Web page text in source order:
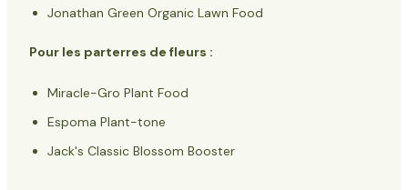
Jonathan Green Organic Lawn Food
Pour les parterres de fleurs :
Miracle-Gro Plant Food
Espoma Plant-tone
Jack's Classic Blossom Booster